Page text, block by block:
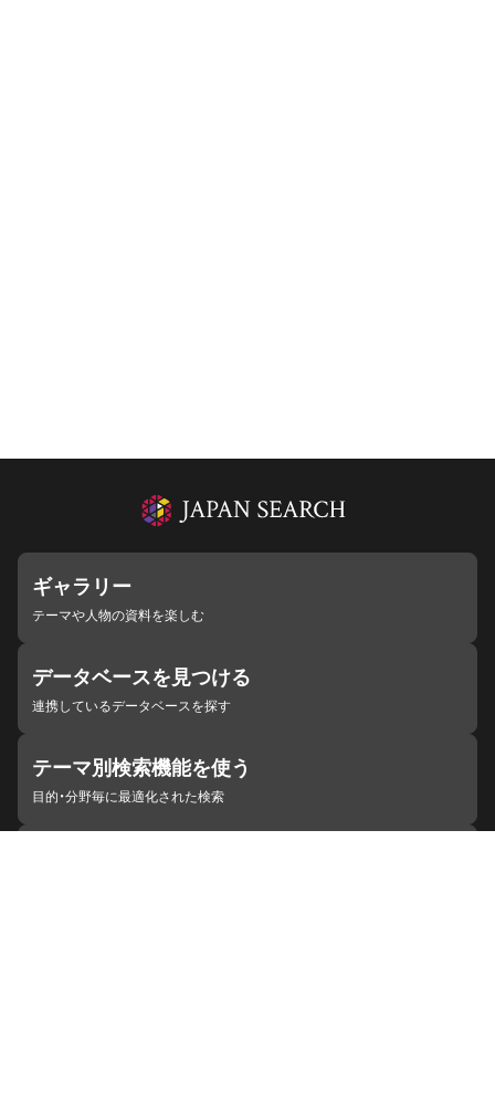
ギャラリー
テーマや人物の資料を楽しむ
データベースを見つける
連携しているデータベースを探す
テーマ別検索機能を使う
目的・分野毎に最適化された検索